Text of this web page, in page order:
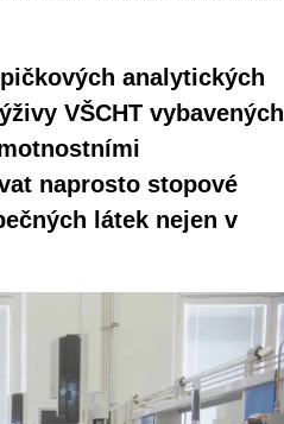
analytických
VŠCHT vybavených
naprosto stopové
látek nejen v